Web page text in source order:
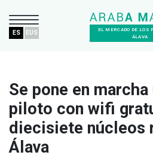
EL MERCADO DE LOS
ÁLAVA
ES EUS
Se pone en
piloto con wifi
diecisiete núcleos
Álava